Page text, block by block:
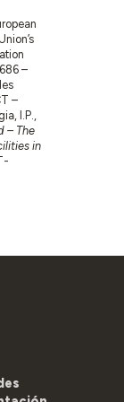
–
–
I.P.,
– The
in